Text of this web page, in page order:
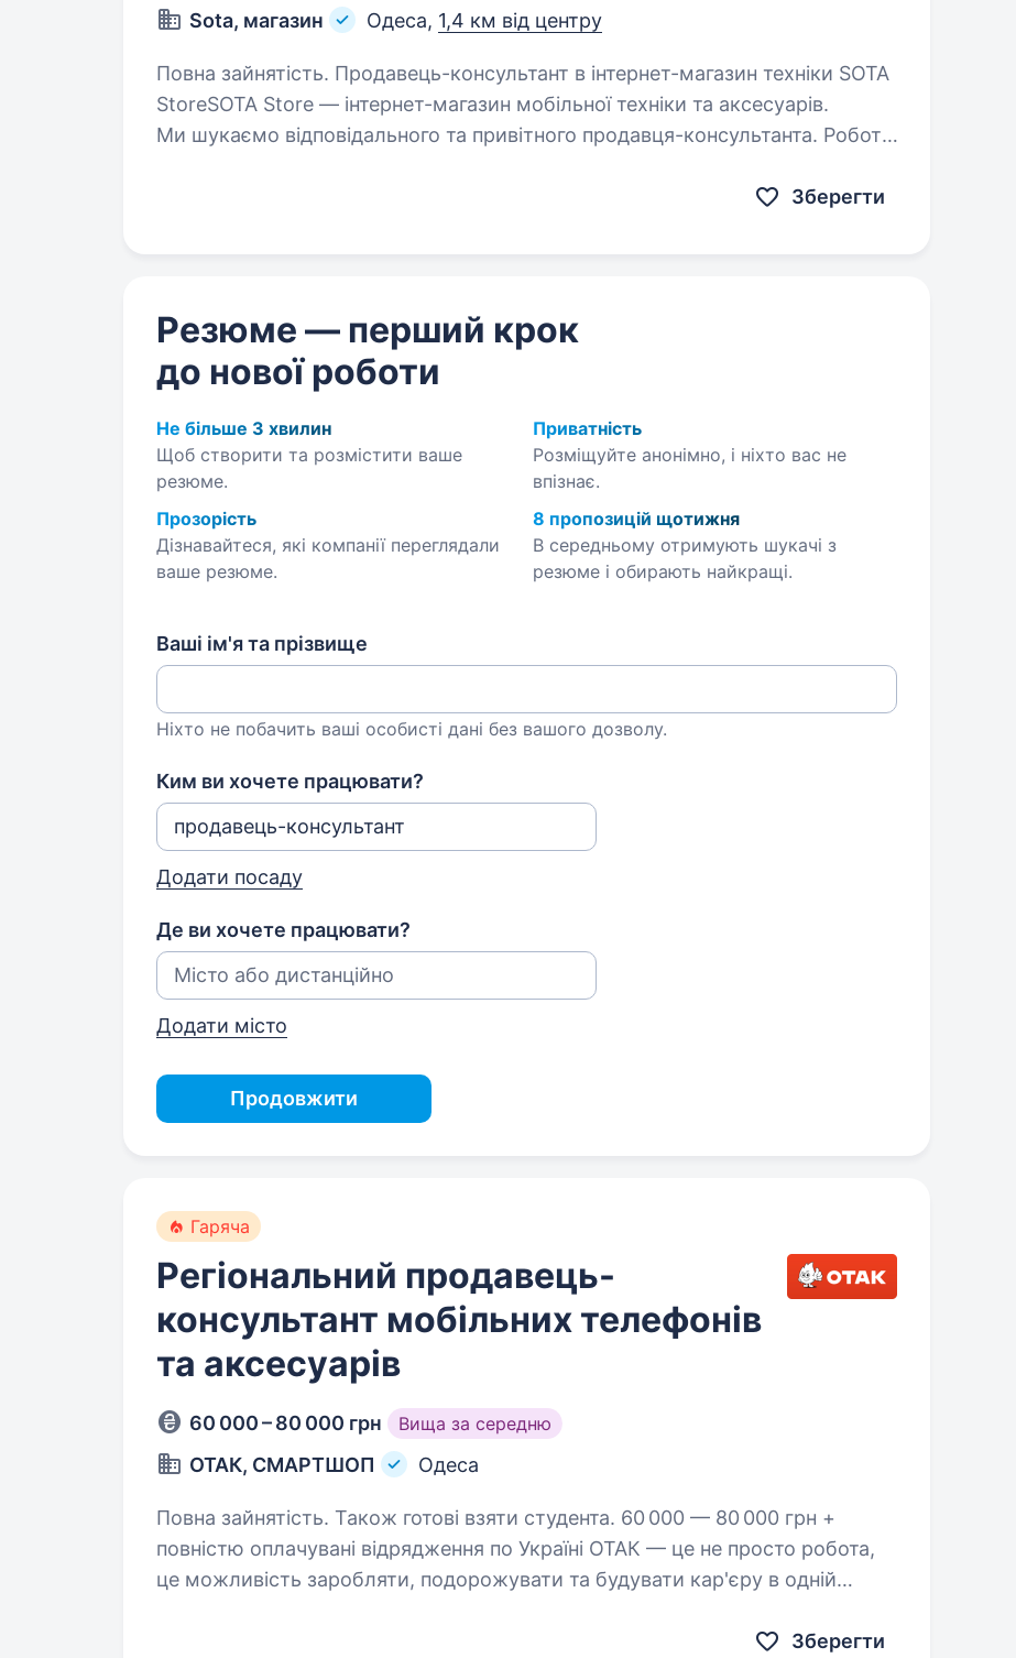
Sota, магазин Одеса, 1,4 км від центру
Повна зайнятість. Продавець-консультант в інтернет-магазин техніки SOTA
StoreSOTA Store — інтернет-магазин мобільної техніки та аксесуарів.
Ми шукаємо відповідального та привітного продавця-консультанта. Робота
Зберегти
Резюме — перший крок
до нової роботи
Не більше 3 хвилин
Щоб створити та розмістити ваше
резюме.
Приватність
Розміщуйте анонімно, і ніхто вас не
впізнає.
Прозорість
Дізнавайтеся, які компанії переглядали
ваше резюме.
8 пропозицій щотижня
В середньому отримують шукачі з
резюме і обирають найкращі.
Ваші ім'я та прізвище
Ніхто не побачить ваші особисті дані без вашого дозволу.
Ким ви хочете працювати?
Додати посаду
Де ви хочете працювати?
Додати місто
Продовжити
Гаряча
Регіональний продавець-
консультант мобільних телефонів
та аксесуарів
60 000 – 80 000 грн Вища за середню
ОТАК, СМАРТШОП Одеса
Повна зайнятість. Також готові взяти студента. 60 000 — 80 000 грн +
повністю оплачувані відрядження по Україні ОТАК — це не просто робота,
це можливість заробляти, подорожувати та будувати кар'єру в одній
Зберегти